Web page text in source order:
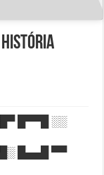
história
█▀▀█ ░░
█▄▄█ ▀▀